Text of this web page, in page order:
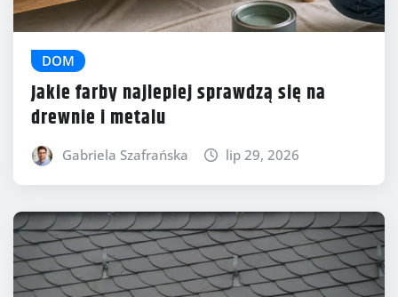
DOM
Jakie farby najlepiej sprawdzą się na
drewnie i metalu
Gabriela Szafrańska lip 29, 2026